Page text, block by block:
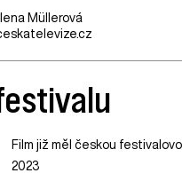
Müllerová
Film již měl českou
2023